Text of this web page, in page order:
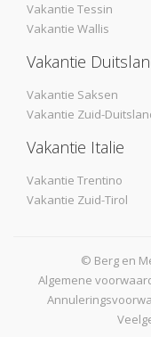
Vakantie Tessin
Vakantie Wallis
Vakantie
Vakantie Saksen
Vakantie Zuid-
Vakantie Italie
Vakantie Trentino
Vakantie Zuid-Tirol
© Berg en
Algemene